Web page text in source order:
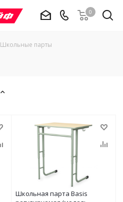
0
Школьные парты
Школьная парта Basis